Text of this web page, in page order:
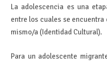
La adolescencia es una
entre los cuales se
mismo/a (Identidad Cultural).
Para un adolescente